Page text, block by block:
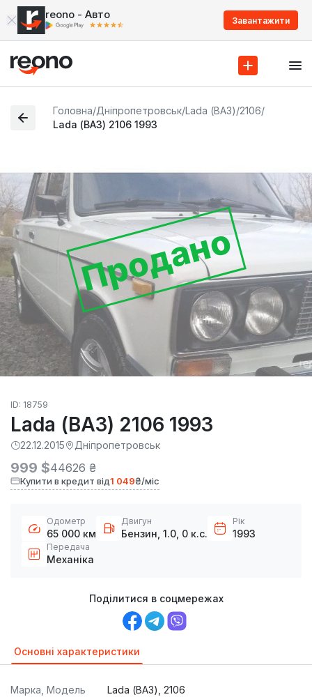
reono - Авто Завантажити
Головна/Дніпропетровськ/Lada (ВАЗ)/2106/
Lada (ВАЗ) 2106 1993
Продано
ID: 18759
Lada (ВАЗ) 2106 1993
22.12.2015 Дніпропетровськ
999 $44626 ₴
Купити в кредит від1 049₴/міс
Одометр
65 000 км
Двигун
Бензин, 1.0, 0 к.с.
Рік
1993
Передача
Механіка
Поділитися в соцмережах
Основні характеристики
Марка, Модель Lada (ВАЗ), 2106